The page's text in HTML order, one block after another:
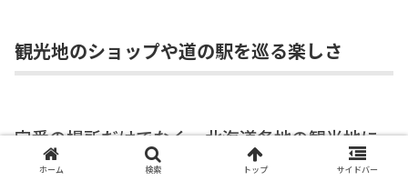
観光地のショップや道の駅を巡る楽しさ
定番の場所だけでなく、北海道各地の観光地に
ホーム 検索 トップ サイドバー